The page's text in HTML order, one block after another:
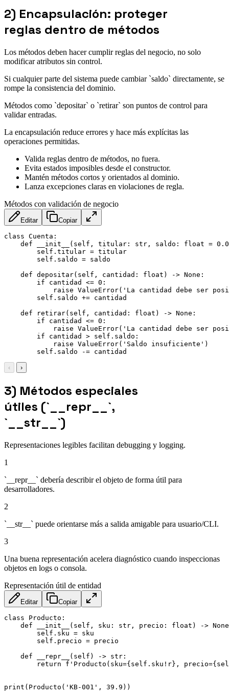
2) Encapsulación: proteger
reglas dentro de métodos
Los métodos deben hacer cumplir reglas del negocio, no solo
modificar atributos sin control.
Si cualquier parte del sistema puede cambiar `saldo` directamente, se
rompe la consistencia del dominio.
Métodos como `depositar` o `retirar` son puntos de control para
validar entradas.
La encapsulación reduce errores y hace más explícitas las
operaciones permitidas.
Valida reglas dentro de métodos, no fuera.
Evita estados imposibles desde el constructor.
Mantén métodos cortos y orientados al dominio.
Lanza excepciones claras en violaciones de regla.
Métodos con validación de negocio
Editar Copiar
class Cuenta:
def __init__(self, titular: str, saldo: float =
        self.titular = titular
        self.saldo = saldo
    def depositar(self, cantidad: float) -> None:
        if cantidad <= 0:
raise ValueError('La cantidad debe ser
        self.saldo += cantidad
    def retirar(self, cantidad: float) -> None:
        if cantidad <= 0:
raise ValueError('La cantidad debe ser
        if cantidad > self.saldo:
            raise ValueError('Saldo insuficiente')
        self.saldo -= cantidad
‹ ›
3) Métodos especiales
útiles (`__repr__`,
`__str__`)
Representaciones legibles facilitan debugging y logging.
1
`__repr__` debería describir el objeto de forma útil para
desarrolladores.
2
`__str__` puede orientarse más a salida amigable para usuario/CLI.
3
Una buena representación acelera diagnóstico cuando inspeccionas
objetos en logs o consola.
Representación útil de entidad
Editar Copiar
class Producto:
def __init__(self, sku: str, precio: float) ->
        self.sku = sku
        self.precio = precio
    def __repr__(self) -> str:
return f'Producto(sku={self.sku!r},
print(Producto('KB-001', 39.9))